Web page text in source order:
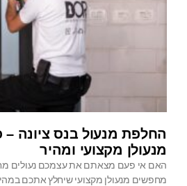
החלפת מנעול בנס ציונה –
מנעולן מקצועי ומהיר
האם אי פעם מצאתם את עצמכם נעולים
מחפשים מנעולן מקצועי שיחלץ אתכם